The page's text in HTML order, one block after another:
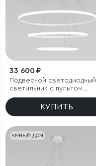
33 600 ₽
Подвесной светодиодный
светильник с пультом
управления
КУПИТЬ
УМНЫЙ ДОМ